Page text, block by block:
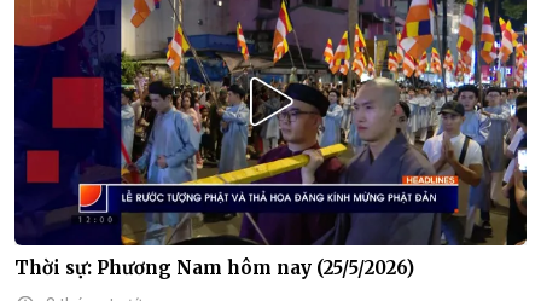
Thời sự: Phương Nam hôm nay (25/5/2026)